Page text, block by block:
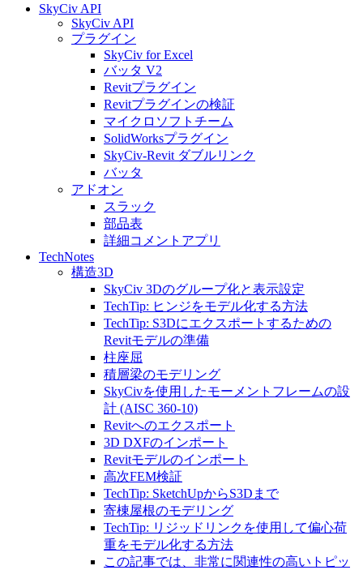
SkyCiv API
SkyCiv API
プラグイン
SkyCiv for Excel
バッタ V2
Revitプラグイン
Revitプラグインの検証
マイクロソフトチーム
SolidWorksプラグイン
SkyCiv-Revit ダブルリンク
バッタ
アドオン
スラック
部品表
詳細コメントアプリ
TechNotes
構造3D
SkyCiv 3Dのグループ化と表示設定
TechTip: ヒンジをモデル化する方法
TechTip: S3Dにエクスポートするための
Revitモデルの準備
柱座屈
積層梁のモデリング
SkyCivを使用したモーメントフレームの設
計 (AISC 360-10)
Revitへのエクスポート
3D DXFのインポート
Revitモデルのインポート
高次FEM検証
TechTip: SketchUpからS3Dまで
寄棟屋根のモデリング
TechTip: リジッドリンクを使用して偏心荷
重をモデル化する方法
この記事では、非常に関連性の高いトピッ